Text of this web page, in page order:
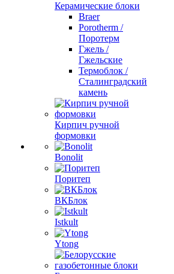
Керамические блоки
Braer
Porotherm /
Поротерм
Гжель /
Гжельские
Термоблок /
Сталинградский
камень
Кирпич ручной
формовки
Bonolit
Поритеп
ВКБлок
Istkult
Ytong